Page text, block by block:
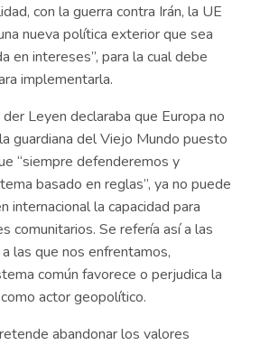
con la guerra contra Irán, la UE
nueva política exterior que sea
en intereses”, para la cual debe
implementarla.
Leyen declaraba que Europa no
guardiana del Viejo Mundo puesto
“siempre defenderemos y
basado en reglas”, ya no puede
internacional la capacidad para
comunitarios. Se refería así a las
las que nos enfrentamos,
común favorece o perjudica la
actor geopolítico.
abandonar los valores